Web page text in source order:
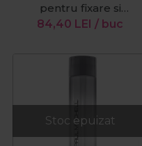
pentru fixare si
stralucire 250ml
84,40 LEI / buc
Stoc epuizat